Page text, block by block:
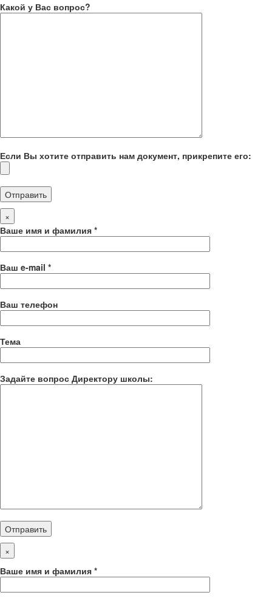
Какой у Вас вопрос?
Если Вы хотите отправить нам документ, прикрепите его:
×
Ваше имя и фамилия *
Ваш e-mail *
Ваш телефон
Тема
Задайте вопрос Директору школы:
×
Ваше имя и фамилия *